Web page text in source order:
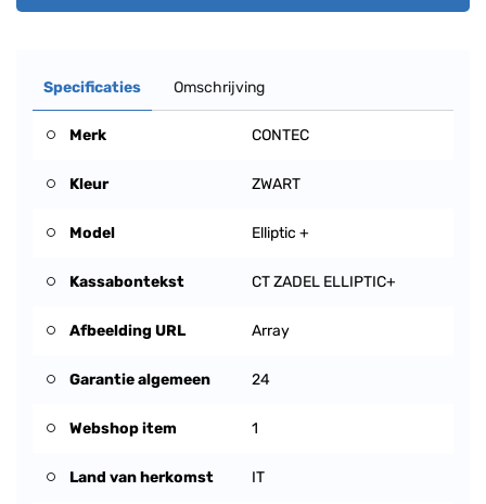
Specificaties Omschrijving
Merk CONTEC
Kleur ZWART
Model Elliptic +
Kassabontekst CT ZADEL ELLIPTIC+
Afbeelding URL Array
Garantie algemeen 24
Webshop item 1
Land van herkomst IT